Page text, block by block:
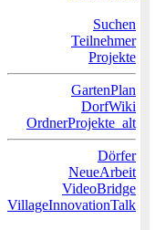
Suchen
Teilnehmer
Projekte
GartenPlan
DorfWiki
OrdnerProjekte_alt
Dörfer
NeueArbeit
VideoBridge
VillageInnovationTalk